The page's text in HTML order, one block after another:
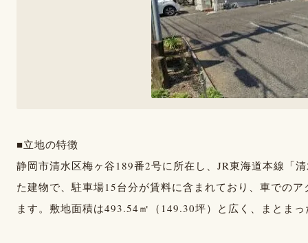
■立地の特徴
静岡市清水区梅ヶ谷189番2号に所在し、JR東海道本線「
た建物で、駐車場15台分が賃料に含まれており、車での
ます。敷地面積は493.54㎡（149.30坪）と広く、まとま